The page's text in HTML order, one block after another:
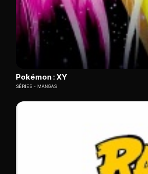
Des sites comme FRAnime, Anime-
malveillantes. Privilégier les
Comparatif des sites pour regarder
Trois acteurs dominent le streaming
Crunchyroll, leader mondial
ADN compte environ 800 titres
Molotov TV se distingue en
800 titres
Pokémon : XY
SÉRIES MANGAS